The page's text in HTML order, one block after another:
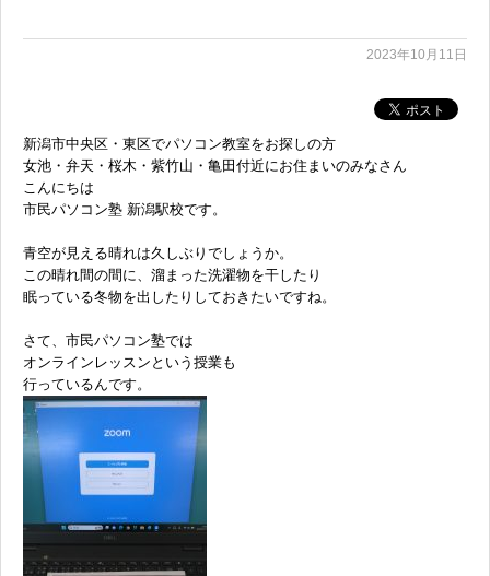
2023年10月11日
新潟市中央区・東区でパソコン教室をお探しの方
女池・弁天・桜木・紫竹山・亀田付近にお住まいのみなさん
こんにちは
市民パソコン塾 新潟駅校です。
青空が見える晴れは久しぶりでしょうか。
この晴れ間の間に、溜まった洗濯物を干したり
眠っている冬物を出したりしておきたいですね。
さて、市民パソコン塾では
オンラインレッスンという授業も
行っているんです。